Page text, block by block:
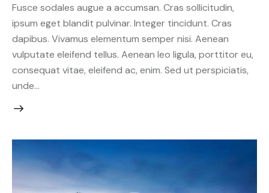
Fusce sodales augue a accumsan. Cras sollicitudin,
ipsum eget blandit pulvinar. Integer tincidunt. Cras
dapibus. Vivamus elementum semper nisi. Aenean
vulputate eleifend tellus. Aenean leo ligula, porttitor eu,
consequat vitae, eleifend ac, enim. Sed ut perspiciatis,
unde…